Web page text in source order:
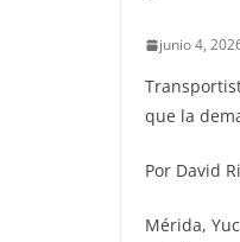
junio 4,
que la
Por David
Mérida,